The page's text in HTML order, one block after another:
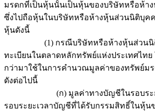
มรดกที่เป็นหุ้นนั้นเป็นหุ้นของบริษัทหรือห้า
ซึ่งไปถือหุ้นในบริษัทหรือห้างหุ้นส่วนนิติบุค
หุ้นดังนี้
(1) กรณีบริษัทหรือห้างหุ้นส่วนนิติบุ
ทะเบียนในตลาดหลักทรัพย์แห่งประเทศไทย
กว่ามาใช้ในการคำนวณมูลค่าของทรัพย์ม
ดังต่อไปนี้
(ก) มูลค่าทางบัญชีในรอบระยะ
รอบระยะเวลาบัญชีที่ได้รับกรรมสิทธิ์ในหุ้น